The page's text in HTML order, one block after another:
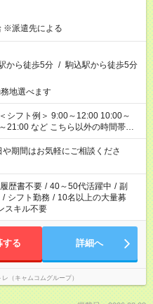
※派遣先による
から徒歩5分 / 駒込駅から徒歩5分
地選べます
ら以外の時間帯も
期間はお気軽にご相談くださ
履歴書不要 / 40～50代活躍中 / 副
/ シフト勤務 / 10名以上の大量募
スキル不要
する 詳細へ
（キャムコムグループ）